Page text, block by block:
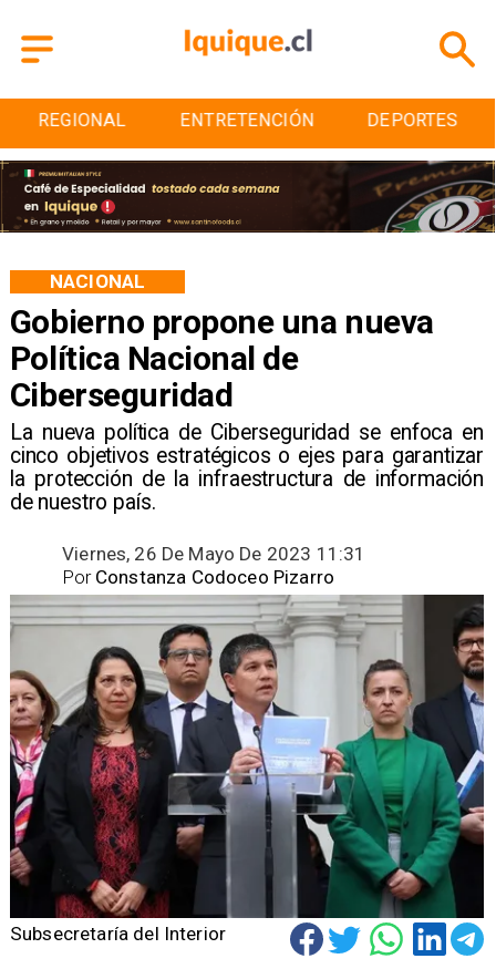
REGIONAL ENTRETENCIÓN DEPORTES
Gobierno propone una nueva
Política Nacional de
Ciberseguridad
La nueva política de Ciberseguridad se enfoca en
cinco objetivos estratégicos o ejes para garantizar
la protección de la infraestructura de información
de nuestro país.
NACIONAL
Viernes, 26 De Mayo De 2023 11:31
Constanza Codoceo Pizarro
Por
Subsecretaría del Interior